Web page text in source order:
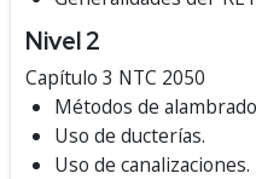
Nivel 2
Capítulo 3 NTC 2050
Métodos de alambrado
Uso de ducterías.
Uso de canalizaciones.